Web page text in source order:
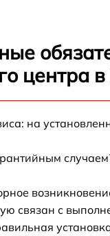
центра
на
связан с